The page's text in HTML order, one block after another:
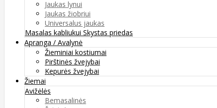
Jaukas lynui
Jaukas žiobriui
Universalus jaukas
Masalas kabliukui Skystas priedas
Apranga / Avalynė
Žieminiai kostiumai
Pirštinės žvejybai
Kepurės žvejybai
Žiemai
Avižėlės
Bemasalinės